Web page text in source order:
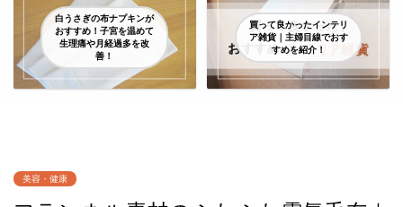
白うさぎの布ナプキンが
おすすめ！子宮を温めて
生理痛や月経過多を改
善！
買って良かったインテリ
ア雑貨｜主婦目線でおす
すめを紹介！
美容・健康